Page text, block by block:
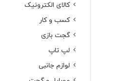
کالای الکترونیک
کسب و کار
گجت بازی
لپ تاپ
لوازم جانبی